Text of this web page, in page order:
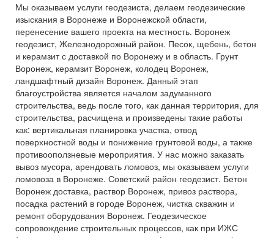
Мы оказываем услуги геодезиста, делаем геодезические
изыскания в Воронеже и Воронежской области,
перенесение вашего проекта на местность. Воронеж
геодезист, Железнодорожный район. Песок, щебень, бетон
и керамзит с доставкой по Воронежу и в область. Грунт
Воронеж, керамзит Воронеж, колодец Воронеж,
ландшафтный дизайн Воронеж. Данный этап
благоустройства является началом задуманного
строительства, ведь после того, как данная территория, для
строительства, расчищена и произведены такие работы
как: вертикальная планировка участка, отвод
поверхностной воды и понижение грунтовой воды, а также
противооползневые мероприятия. У нас можно заказать
вывоз мусора, арендовать ломовоз, мы оказываем услуги
ломовоза в Воронеже. Советский район геодезист. Бетон
Воронеж доставка, раствор Воронеж, привоз раствора,
посадка растений в городе Воронеж, чистка скважин и
ремонт оборудования Воронеж. Геодезическое
сопровождение строительных процессов, как при ИЖС